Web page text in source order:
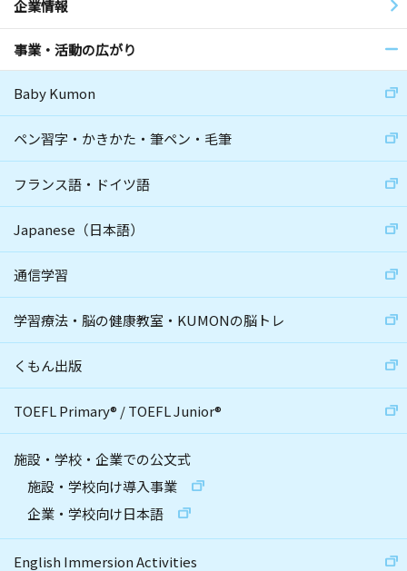
企業情報
事業・活動の広がり
Baby Kumon
ペン習字・かきかた・筆ペン・毛筆
フランス語・ドイツ語
Japanese（日本語）
通信学習
学習療法・脳の健康教室・KUMONの脳トレ
くもん出版
TOEFL Primary® /TOEFL Junior®
施設・学校・企業での公文式
施設・学校向け導入事業
企業・学校向け日本語
English Immersion Activities